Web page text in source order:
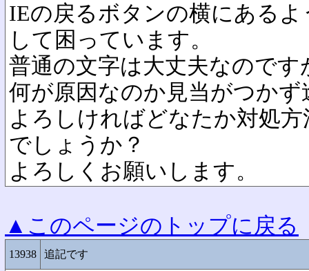
IEの戻るボタンの横にある
して困っています。
普通の文字は大丈夫なのです
何が原因なのか見当がつか
よろしければどなたか対処
でしょうか？
よろしくお願いします。
▲このページのトップに戻る
13938 追記です